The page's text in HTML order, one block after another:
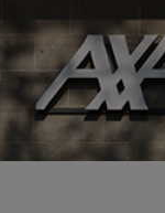
Accéder
au
pied
de
page